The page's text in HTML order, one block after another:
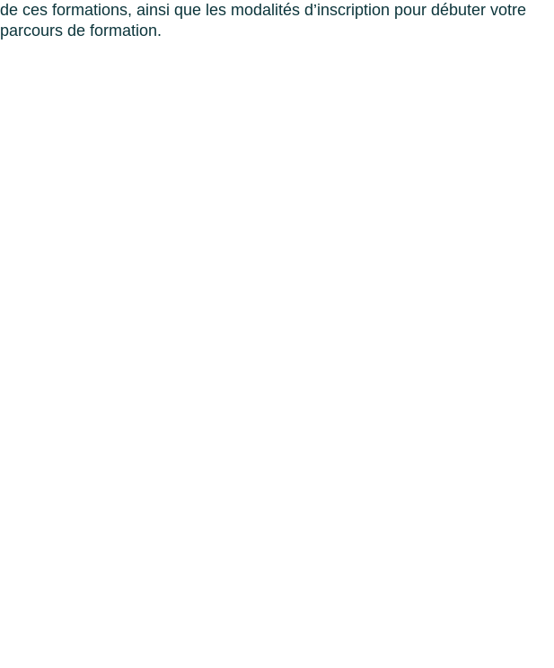
de ces formations, ainsi que les modalités d’inscription pour débuter votre
parcours de formation.